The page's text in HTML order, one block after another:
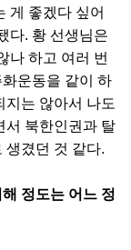
게 좋겠다 싶어
다. 황 선생님은
나 하고 여러 번
운동을 같이 하
지는 않아서 나도
서 북한인권과 탈
생겼던 것 같다.
정도는 어느 정